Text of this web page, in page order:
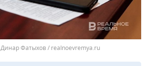
Динар Фатыхов / realnoevremya.ru